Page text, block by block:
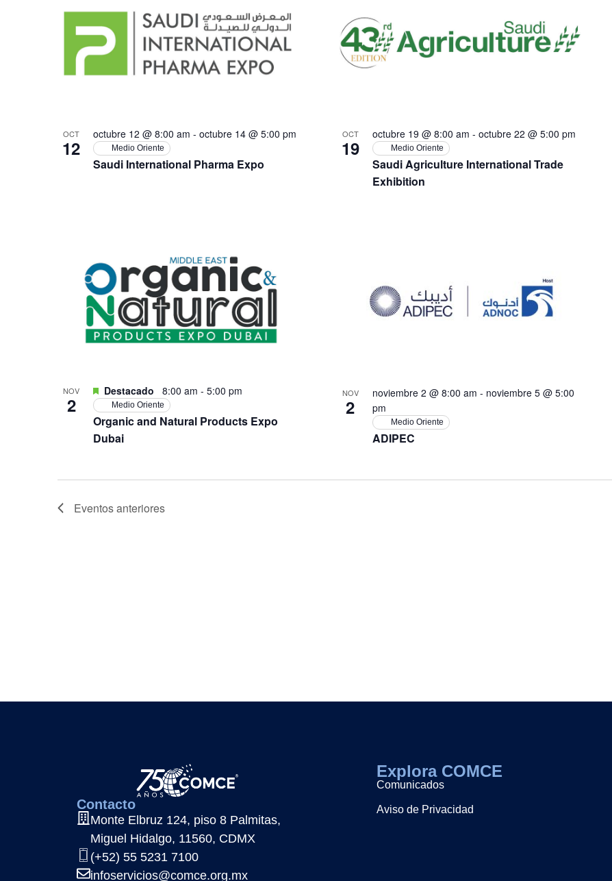
OCT
12
Saudi International Pharma Expo
octubre 12 @ 8:00 am - octubre 14 @ 5:00 pm
Medio Oriente
OCT
19
Saudi Agriculture International Trade
Exhibition
octubre 19 @ 8:00 am - octubre 22 @ 5:00 pm
Medio Oriente
NOV
2
Organic and Natural Products Expo
Dubai
Destacado 8:00 am - 5:00 pm
Medio Oriente
NOV
2
ADIPEC
noviembre 2 @ 8:00 am - noviembre 5 @ 5:00
pm
Medio Oriente
Eventosanteriores
Contacto
Monte Elbruz 124, piso 8 Palmitas,
Miguel Hidalgo, 11560, CDMX
(+52) 55 5231 7100
infoservicios@comce.org.mx
Explora COMCE
Comunicados
Aviso de Privacidad